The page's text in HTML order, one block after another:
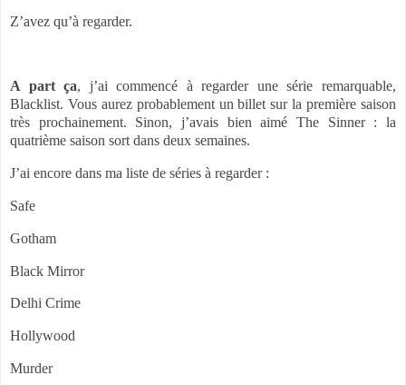
Z’avez qu’à regarder.
A part ça, j’ai commencé à regarder une série remarquable,
Blacklist. Vous aurez probablement un billet sur la première saison
très prochainement. Sinon, j’avais bien aimé The Sinner : la
quatrième saison sort dans deux semaines.
J’ai encore dans ma liste de séries à regarder :
Safe
Gotham
Black Mirror
Delhi Crime
Hollywood
Murder